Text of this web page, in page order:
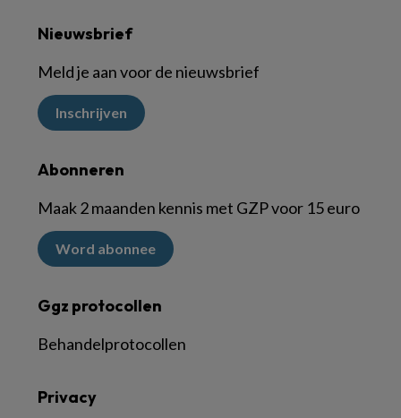
Nieuwsbrief
Meld je aan voor de nieuwsbrief
Inschrijven
Abonneren
Maak 2 maanden kennis met GZP voor 15 euro
Word abonnee
Ggz protocollen
Behandelprotocollen
Privacy